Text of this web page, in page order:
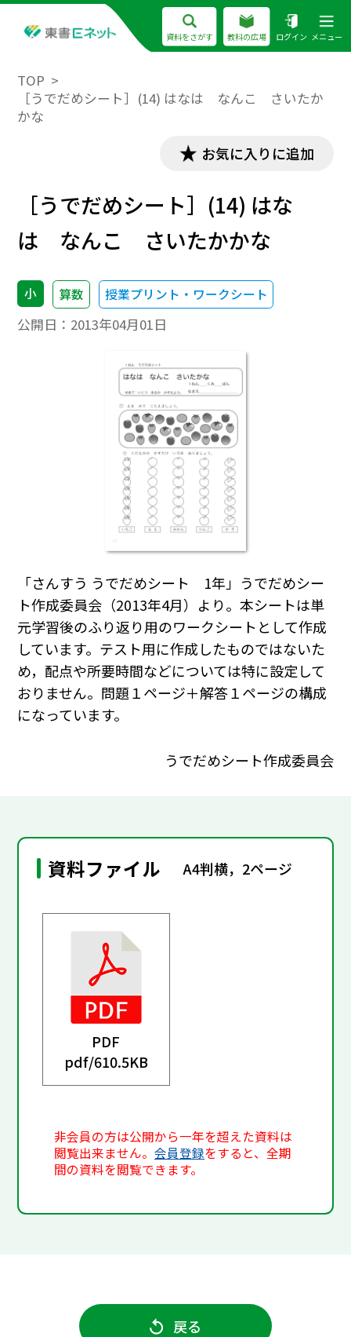
資料をさがす 教科の広場 ログイン メニュー
TOP
［うでだめシート］(14) はなは なんこ さいたか
かな
お気に入りに追加
［うでだめシート］(14) はな
は なんこ さいたかかな
小 算数 授業プリント・ワークシート
公開日： 2013年04月01日
「さんすう うでだめシート 1年」うでだめシー
ト作成委員会（2013年4月）より。本シートは単
元学習後のふり返り用のワークシートとして作成
しています。テスト用に作成したものではないた
め，配点や所要時間などについては特に設定して
おりません。問題１ページ＋解答１ページの構成
になっています。
うでだめシート作成委員会
資料ファイル A4判横，2ページ
PDF
pdf/610.5KB
非会員の方は公開から一年を超えた資料は
閲覧出来ません。会員登録をすると、全期
間の資料を閲覧できます。
戻る